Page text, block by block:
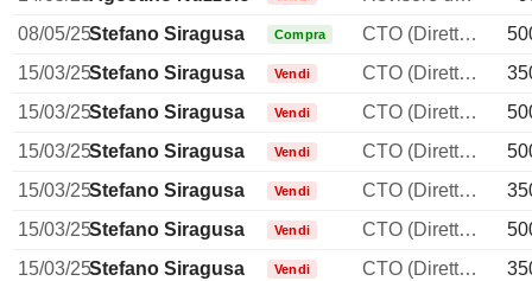
08/05/25Stefano Siragusa Compra CTO (Direttore tecnico)
15/03/25Stefano Siragusa Vendi CTO (Direttore tecnico)
15/03/25Stefano Siragusa Vendi CTO (Direttore tecnico)
15/03/25Stefano Siragusa Vendi CTO (Direttore tecnico)
15/03/25Stefano Siragusa Vendi CTO (Direttore tecnico)
15/03/25Stefano Siragusa Vendi CTO (Direttore tecnico)
15/03/25Stefano Siragusa Vendi CTO (Direttore tecnico)